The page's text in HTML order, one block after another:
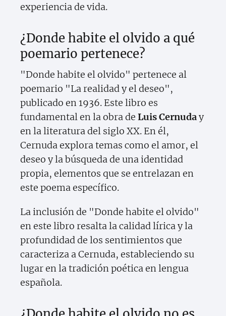
experiencia de vida.
¿Donde habite el olvido a qué
poemario pertenece?
"Donde habite el olvido" pertenece al
poemario "La realidad y el deseo",
publicado en 1936. Este libro es
fundamental en la obra de Luis Cernuday
en la literatura del siglo XX. En él,
Cernuda explora temas como el amor, el
deseo y la búsqueda de una identidad
propia, elementos que se entrelazan en
este poema específico.
La inclusión de "Donde habite el olvido"
en este libro resalta la calidad lírica y la
profundidad de los sentimientos que
caracteriza a Cernuda, estableciendo su
lugar en la tradición poética en lengua
española.